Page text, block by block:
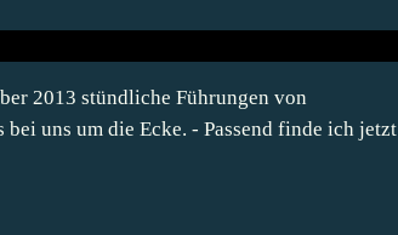
2013 stündliche Führungen von
uns um die Ecke. - Passend finde ich jetzt